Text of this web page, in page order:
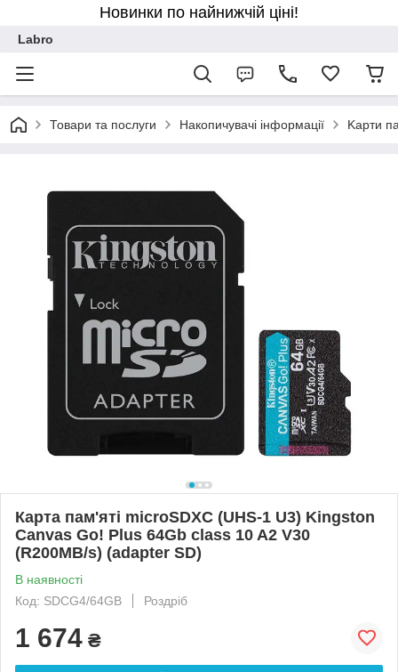
Новинки по найнижчій ціні!
Labro
Товари та послуги Накопичувачі інформації Kарти
Карта пам'яті microSDXC (UHS-1 U3) Kingston
Canvas Go! Plus 64Gb class 10 A2 V30
(R200MB/s) (adapter SD)
В наявності
Код: SDCG4/64GB
Роздріб
1 674 ₴